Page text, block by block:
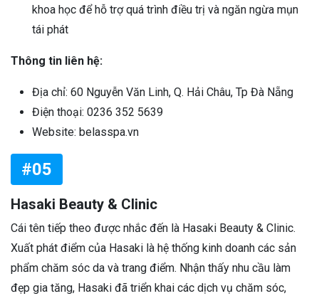
khoa học để hỗ trợ quá trình điều trị và ngăn ngừa mụn
tái phát
Thông tin liên hệ:
Địa chỉ: 60 Nguyễn Văn Linh, Q. Hải Châu, Tp Đà Nẵng
Điện thoại: 0236 352 5639
Website: belasspa.vn
#05
Hasaki Beauty & Clinic
Cái tên tiếp theo được nhắc đến là Hasaki Beauty & Clinic.
Xuất phát điểm của Hasaki là hệ thống kinh doanh các sản
phẩm chăm sóc da và trang điểm. Nhận thấy nhu cầu làm
đẹp gia tăng, Hasaki đã triển khai các dịch vụ chăm sóc,